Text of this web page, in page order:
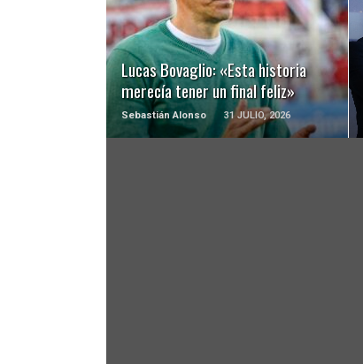
Lucas Bovaglio: «Esta historia
merecía tener un final feliz»
Sebastián Alonso 31 JULIO, 2026
LEER MÁS